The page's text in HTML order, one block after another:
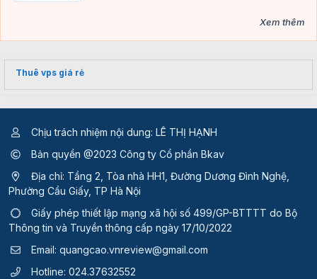
Xem thêm
Thuê vps giá rẻ
Chịu trách nhiệm nội dung: LÊ THỊ HẠNH
Bản quyền @2023 Công ty Cổ phần Bkav
Địa chỉ: Tầng 2, Tòa nhà HH1, Đường Dương Đình Nghệ,
Phường Cầu Giấy, TP Hà Nội
Giấy phép thiết lập mạng xã hội số 499/GP-BTTTT do Bộ
Thông tin và Truyền thông cấp ngày 17/10/2022
Email: quangcao.vnreview@gmail.com
Hotline: 024.37632552